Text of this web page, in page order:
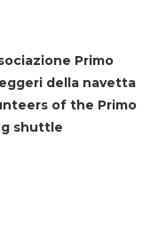
Primo
della navetta
of the Primo
shuttle